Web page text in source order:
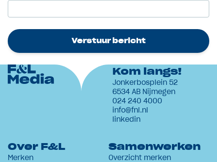
Verstuur bericht
Kom langs!
Jonkerbosplein 52
6534 AB Nijmegen
024 240 4000
info@fnl.nl
linkedin
Over F&L
Merken
Samenwerken
Overzicht merken